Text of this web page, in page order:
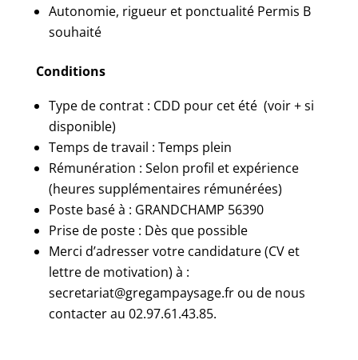
Autonomie, rigueur et ponctualité Permis B
souhaité
Conditions
Type de contrat : CDD pour cet été (voir + si
disponible)
Temps de travail : Temps plein
Rémunération : Selon profil et expérience
(heures supplémentaires rémunérées)
Poste basé à : GRANDCHAMP 56390
Prise de poste : Dès que possible
Merci d’adresser votre candidature (CV et
lettre de motivation) à :
secretariat@gregampaysage.fr ou de nous
contacter au 02.97.61.43.85.